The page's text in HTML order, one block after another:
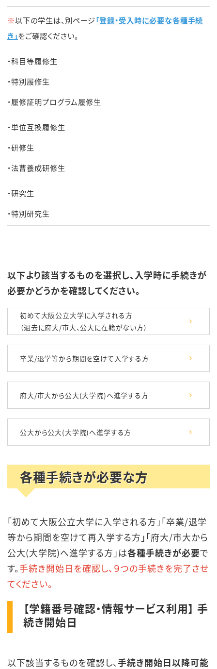
※以下の学生は、別ページ「登録・受入時に必要な各種手続
き」をご確認ください。
・科目等履修生
・特別履修生
・履修証明プログラム履修生
・単位互換履修生
・研修生
・法曹養成研修生
・研究生
・特別研究生
以下より該当するものを選択し、入学時に手続きが
必要かどうかを確認してください。
初めて大阪公立大学に入学される方
（過去に府大/市大、公大に在籍がない方）
卒業/退学等から期間を空けて入学する方
府大/市大から公大(大学院)へ進学する方
公大から公大(大学院)へ進学する方
各種手続きが必要な方
「初めて大阪公立大学に入学される方」「卒業/退学
等から期間を空けて再入学する方」「府大/市大から
公大(大学院)へ進学する方」は各種手続きが必要で
す。手続き開始日を確認し、９つの手続きを完了させ
てください。
【学籍番号確認・情報サービス利用】 手
続き開始日
以下該当するものを確認し、手続き開始日以降可能